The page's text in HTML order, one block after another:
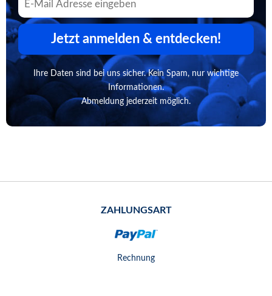
Jetzt anmelden & entdecken!
Ihre Daten sind bei uns sicher. Kein Spam, nur wichtige
Informationen.
Abmeldung jederzeit möglich.
ZAHLUNGSART
Rechnung